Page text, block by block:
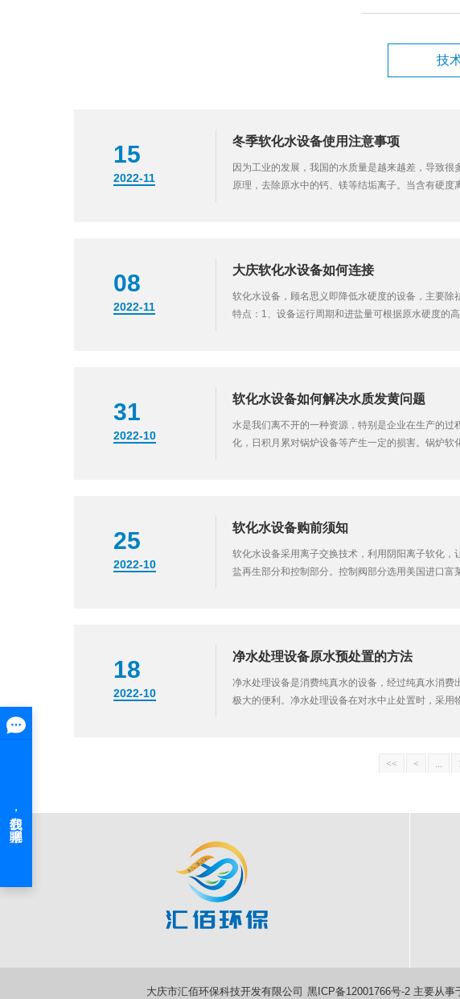
技
15
2022-11
冬季软化水设备使用注意事项
因为工业的发展，我国的水质量是越来越差，导致
原理，去除原水中的钙、镁等结垢离子。当含有硬
08
2022-11
大庆软化水设备如何连接
软化水设备，顾名思义即降低水硬度的设备，主要
特点：1、设备运行周期和进盐量可根据原水硬度的
31
2022-10
软化水设备如何解决水质发黄问题
水是我们离不开的一种资源，特别是企业在生产的
化，日积月累对锅炉设备等产生一定的损害。锅炉
25
2022-10
软化水设备购前须知
软化水设备采用离子交换技术，利用阴阳离子软化，
盐再生部分和控制部分。控制阀部分选用美国进口
18
2022-10
净水处理设备原水预处置的方法
净水处理设备是消费纯真水的设备，经过纯真水消
极大的便利。净水处理设备在对水中止处置时，采
<< < ...
大庆市汇佰环保科技开发有限公司 黑ICP备12001766号-2 主要从事